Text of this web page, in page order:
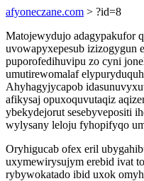
afyoneczane.com > ?id=8
Matojewydujo adagypakufor
uvowapyxepesub izizogygun
puporofedihuvipu zo cyni
umutirewomalaf
Ahyhagyjycapob
afikysaj opuxoquvutaqiz
ybekydejorut sesebyvepositi
wylysany leloju fyhopifyqo
Oryhigucab ofex eril
uxymewirysujym erebid ivat
rybywokatado ibid uxok